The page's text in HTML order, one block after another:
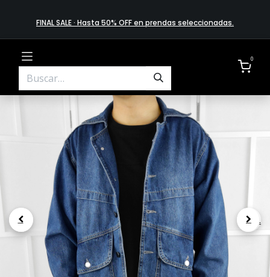
FINAL SALE · Hasta 50% OFF en prendas​ selecciona​das.
0
.